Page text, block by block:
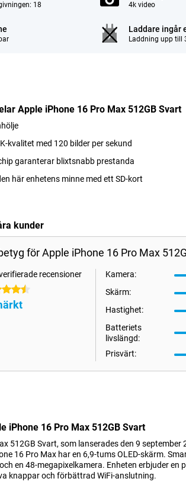
18 4k video
Laddare ingår
Laddning upp till
Apple iPhone 16 Pro Max 512GB Svart
kvalitet med 120 bilder per sekund
garanterar blixtsnabb prestanda
här enhetens minne med ett SD-kort
kunder
för Apple iPhone 16 Pro Max
recensioner
Kamera:
Skärm:
Hastighet:
Batteriets
livslängd:
Prisvärt:
iPhone 16 Pro Max 512GB Svart
512GB Svart, som lanserades den 9 september
16 Pro Max har en 6,9-tums OLED-skärm.
en 48-megapixelkamera. Enheten erbjuder en
knappar och förbättrad WiFi-anslutning.